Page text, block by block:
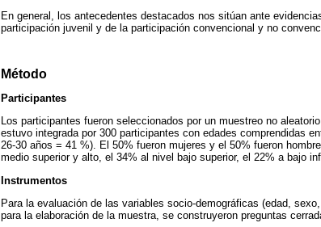
En general, los antecedentes destacados nos sitúan ante
participación juvenil y de la participación convencional y no
Método
Participantes
Los participantes fueron seleccionados por un muestreo no
estuvo integrada por 300 participantes con edades comprendidas
26-30 años = 41 %). El 50% fueron mujeres y el 50% fueron
medio superior y alto, el 34% al nivel bajo superior, el 22% a bajo
Instrumentos
Para la evaluación de las variables socio-demográficas (edad,
para la elaboración de la muestra, se construyeron preguntas